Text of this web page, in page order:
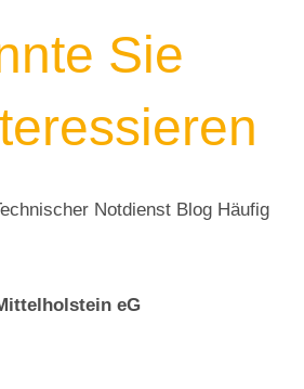
Sie
Notdienst Blog Häufig
eG